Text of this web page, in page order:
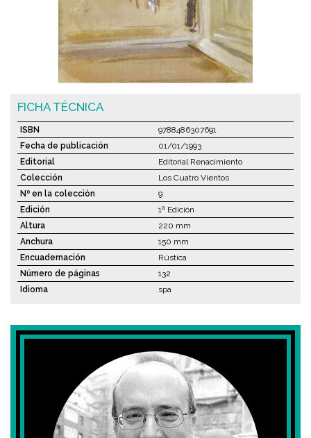
FICHA TÉCNICA
ISBN
9788486307691
Fecha de publicación
01/01/1993
Editorial
Editorial Renacimiento
Colección
Los Cuatro Vientos
Nº en la colección
9
Edición
1ª Edición
Altura
220 mm
Anchura
150 mm
Encuadernación
Rústica
Número de páginas
132
Idioma
spa